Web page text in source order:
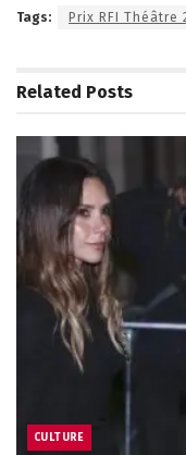
Tags: Prix RFI Théâtre
Related Posts
CULTURE